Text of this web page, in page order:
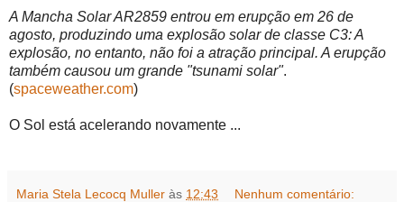
A Mancha Solar AR2859 entrou em erupção em 26 de
agosto, produzindo uma explosão solar de classe C3: A
explosão, no entanto, não foi a atração principal. A erupção
também causou um grande "tsunami solar".
(spaceweather.com)
O Sol está acelerando novamente ...
Maria Stela Lecocq Muller às 12:43 Nenhum comentário: